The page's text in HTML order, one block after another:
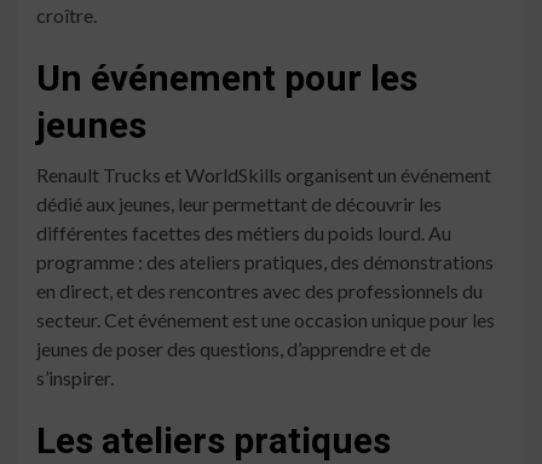
croître.
Un événement pour les
jeunes
Renault Trucks et WorldSkills organisent un événement
dédié aux jeunes, leur permettant de découvrir les
différentes facettes des métiers du poids lourd. Au
programme : des ateliers pratiques, des démonstrations
en direct, et des rencontres avec des professionnels du
secteur. Cet événement est une occasion unique pour les
jeunes de poser des questions, d’apprendre et de
s’inspirer.
Les ateliers pratiques